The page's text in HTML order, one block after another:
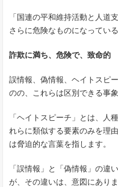
「国連の平和維持活動と人道
さらに危険なものになってい
詐欺に満ち、危険で、致命的
誤情報、偽情報、ヘイトスピ
のの、これらは区別できる事象
「ヘイトスピーチ」とは、人
れらに類似する要素のみを理
は脅迫的な言葉を指します。
「誤情報」と「偽情報」の違
が、その違いは、意図にあり